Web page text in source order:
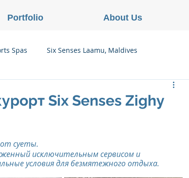
Spas Six Senses Laamu, Maldives
Six Senses Vana, Индия
Six Senses Zighy
суеты.
исключительным сервисом и
условия для безмятежного отдыха.
Portfolio About Us